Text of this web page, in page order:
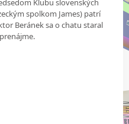
Klubu slovenských
spolkom James) patrí
Beránek sa o chatu staral